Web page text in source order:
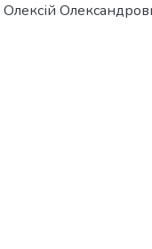
Олексій